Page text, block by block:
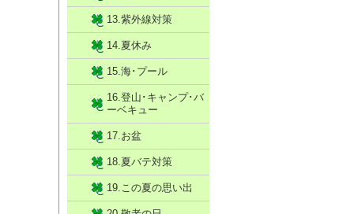
13.紫外線対策
14.夏休み
15.海･プール
16.登山･キャンプ･バ
ーベキュー
17.お盆
18.夏バテ対策
19.この夏の思い出